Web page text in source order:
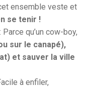
ensemble veste et
se tenir !
: Parce qu’un cow-boy,
sur le canapé),
et sauver la ville
à enfiler,